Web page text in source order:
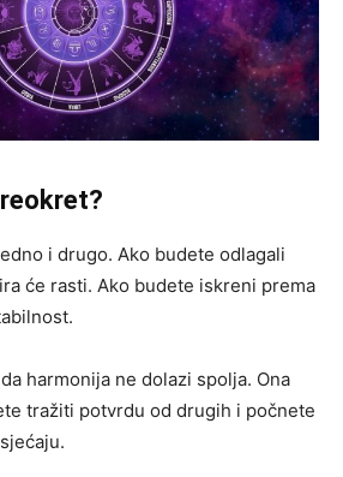
i drugo. Ako budete odlagali
će rasti. Ako budete iskreni prema
harmonija ne dolazi spolja. Ona
tražiti potvrdu od drugih i počnete